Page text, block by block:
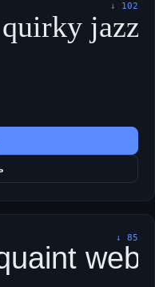
↓ 102
jazz
↓ 85
web